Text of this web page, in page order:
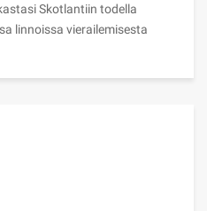
Skotlantiin todella
linnoissa vierailemisesta